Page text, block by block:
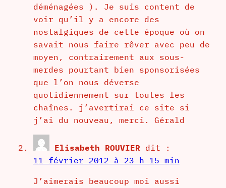
déménagées ). Je suis content de
voir qu’il y a encore des
nostalgiques de cette époque où on
savait nous faire rêver avec peu de
moyen, contrairement aux sous-
merdes pourtant bien sponsorisées
que l’on nous déverse
quotidiennement sur toutes les
chaînes. j’avertirai ce site si
j’ai du nouveau, merci. Gérald
Elisabeth ROUVIER dit :
11 février 2012 à 23 h 15 min
J’aimerais beaucoup moi aussi